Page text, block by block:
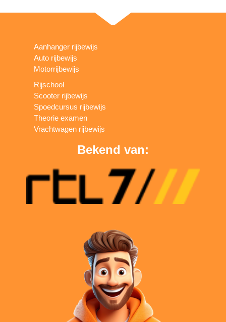
Aanhanger rijbewijs
Auto rijbewijs
Motorrijbewijs
Rijschool
Scooter rijbewijs
Spoedcursus rijbewijs
Theorie examen
Vrachtwagen rijbewijs
Bekend van: